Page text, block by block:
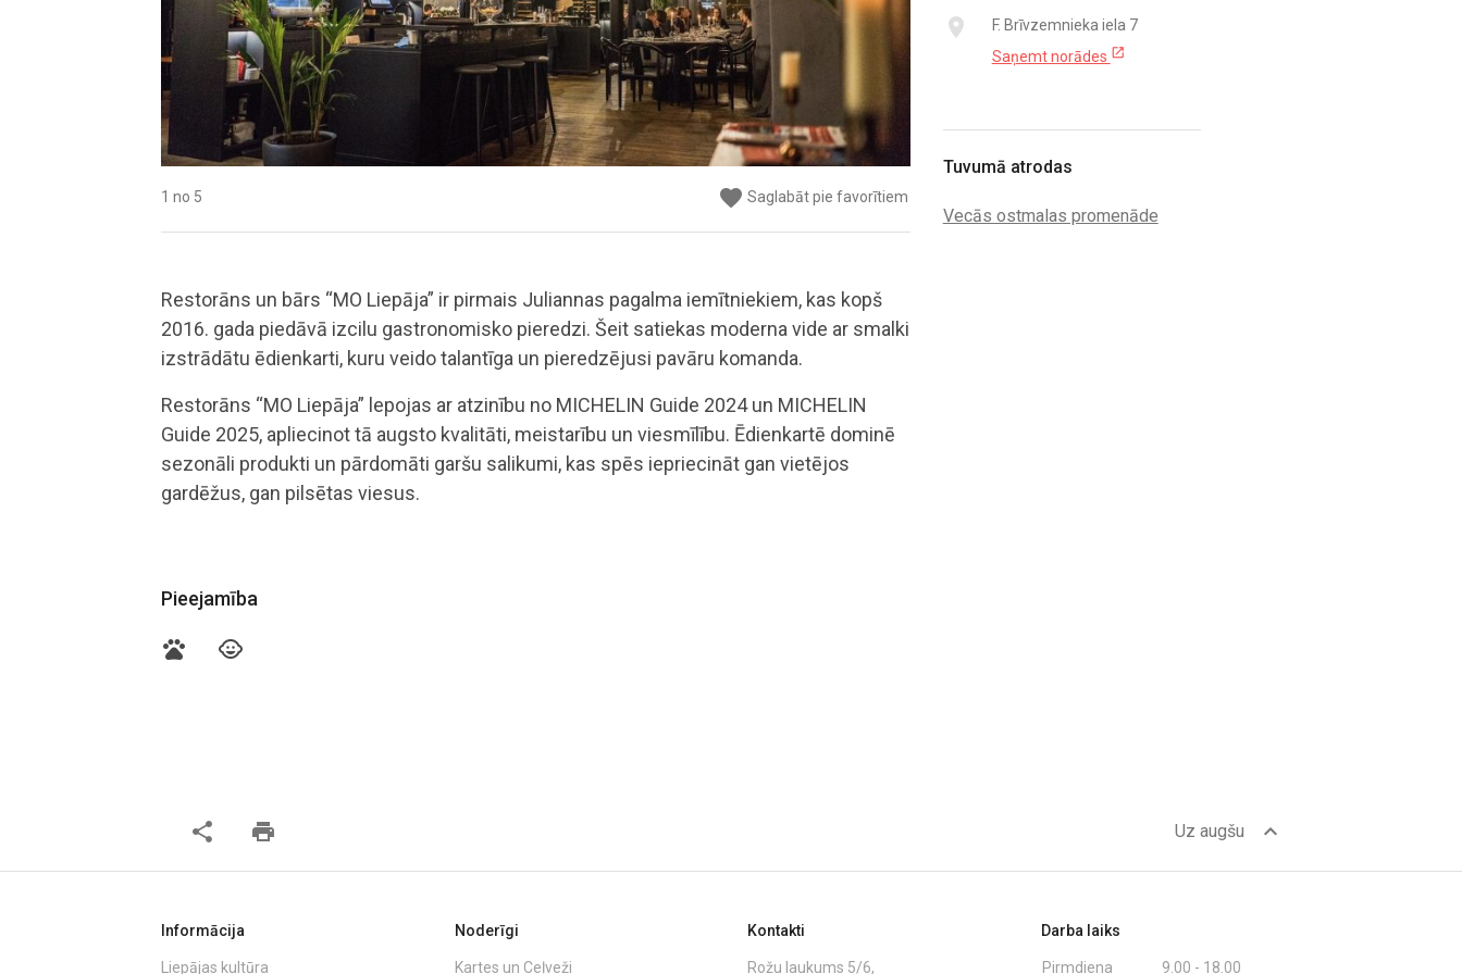
1 no 5 favorite Saglabāt pie favorītiem
2 no 5 favorite Saglabāt pie favorītiem
3 no 5 favorite Saglabāt pie favorītiem
4 no 5 favorite Saglabāt pie favorītiem
5 no 5 favorite Saglabāt pie favorītiem
Restorāns un bārs “MO Liepāja” ir pirmais Juliannas pagalma iemītniekiem, kas kopš
2016. gada piedāvā izcilu gastronomisko pieredzi. Šeit satiekas moderna vide ar smalki
izstrādātu ēdienkarti, kuru veido talantīga un pieredzējusi pavāru komanda.
Restorāns “MO Liepāja” lepojas ar atzinību no MICHELIN Guide 2024 un MICHELIN
Guide 2025, apliecinot tā augsto kvalitāti, meistarību un viesmīlību. Ēdienkartē dominē
sezonāli produkti un pārdomāti garšu salikumi, kas spēs iepriecināt gan vietējos
gardēžus, gan pilsētas viesus.
Pieejamība
pets child_care
place
F. Brīvzemnieka iela 7
Saņemt norādes open_in_new
Tuvumā atrodas
Vecās ostmalas promenāde
share print Uz augšu expand_less
Informācija
Liepājas kultūra
Noderīgi
Kartes un Ceļveži
Kontakti
Rožu laukums 5/6,
Darba laiks
Pirmdiena 9.00 - 18.00